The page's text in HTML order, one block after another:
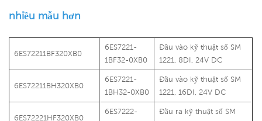
nhiều mẫu hơn
6ES72211BF320XB0
6ES7221-
1BF32-0XB0
Đầu vào kỹ thuật số SM
1221, 8DI, 24V DC
6ES72211BH320XB0
6ES7221-
1BH32-0XB0
Đầu vào kỹ thuật số SM
1221, 16DI, 24V DC
6ES72221HF320XB0
6ES7222-
Đầu ra kỹ thuật số SM